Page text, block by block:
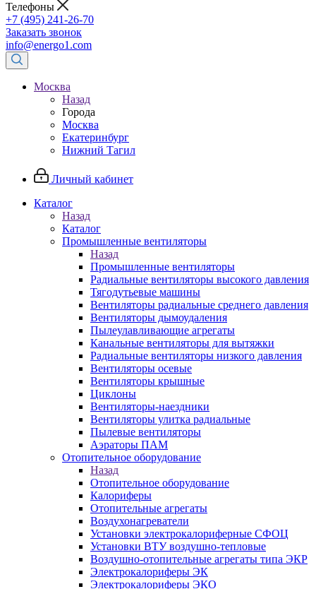
Телефоны
+7 (495) 241-26-70
Заказать звонок
info@energo1.com
Москва
Назад
Города
Москва
Екатеринбург
Нижний Тагил
Личный кабинет
Каталог
Назад
Каталог
Промышленные вентиляторы
Назад
Промышленные вентиляторы
Радиальные вентиляторы высокого давления
Тягодутьевые машины
Вентиляторы радиальные среднего давления
Вентиляторы дымоудаления
Пылеулавливающие агрегаты
Канальные вентиляторы для вытяжки
Радиальные вентиляторы низкого давления
Вентиляторы осевые
Вентиляторы крышные
Циклоны
Вентиляторы-наездники
Вентиляторы улитка радиальные
Пылевые вентиляторы
Аэраторы ПАМ
Отопительное оборудование
Назад
Отопительное оборудование
Калориферы
Отопительные агрегаты
Воздухонагреватели
Установки электрокалориферные СФОЦ
Установки ВТУ воздушно-тепловые
Воздушно-отопительные агрегаты типа ЭКР
Электрокалориферы ЭК
Электрокалориферы ЭКО